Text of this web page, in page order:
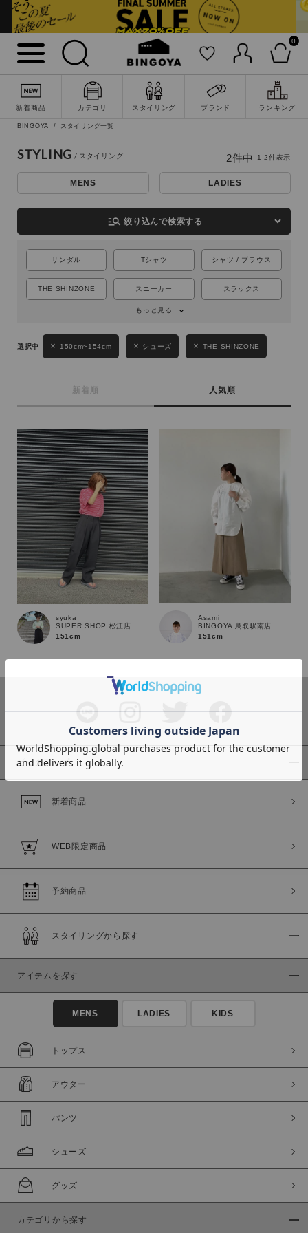
0
新着商品 カテゴリ スタイリング ブランド ランキング
詳細検索
キーワード
サイズ
ブランド
価格
～
商品タイプ
在庫
BINGOYA スタイリング一覧
STYLING
MENS LADIES
manage_search 絞り込んで検索する
サンダル Tシャツ シャツ / ブラウス
THE SHINZONE スニーカー スラックス
もっと見る
150cm~154cm シューズ THE SHINZONE
新着順 人気順
2件中 1-2件表示
syuka
SUPER SHOP 松江店
151cm
Asami
BINGOYA 鳥取駅南店
151cm
ピックアップ
新着商品
WEB限定商品
予約商品
スタイリングから探す
アイテムを探す
MENS LADIES KIDS
トップス
アウター
パンツ
シューズ
グッズ
カテゴリから探す